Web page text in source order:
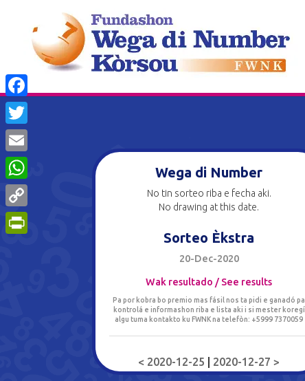
Wega di Number
No tin sorteo riba e fecha aki.
No drawing at this date.
Sorteo Èkstra
20-Dec-2020
Wak resultado / See results
Pa por kobra bo premio mas fásil nos ta pidi e ganadó pa
kontrolá e informashon riba e lista aki i si mester koregí
algu tuma kontakto ku FWNK na telefòn: +5999 7370059
< 2020-12-25 2020-12-27 >
Facebook
Twitter
Email
WhatsApp
Copy